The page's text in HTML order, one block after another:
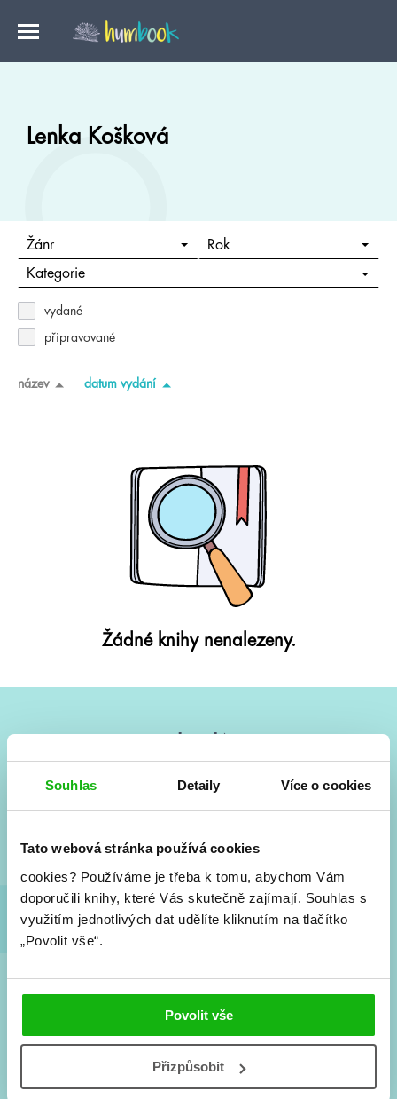
Souhlas Detaily Více o cookies
Tato webová stránka používá cookies
cookies? Používáme je třeba k tomu, abychom Vám
doporučili knihy, které Vás skutečně zajímají. Souhlas s
využitím jednotlivých dat udělíte kliknutím na tlačítko
„Povolit vše“.
Povolit vše
Přizpůsobit
Lenka Košková
Žánr Rok
Kategorie
vydané
připravované
název datum vydání
Žádné knihy nenalezeny.
Vše kolem #youngadult každý měsíc rovnou do mailu!
a seriálové adaptace a další.
Souhlasím spodmínkami zpracování osobních údajů
Tvá e-mailová adresa je u nás v bezpečí. Přečti si